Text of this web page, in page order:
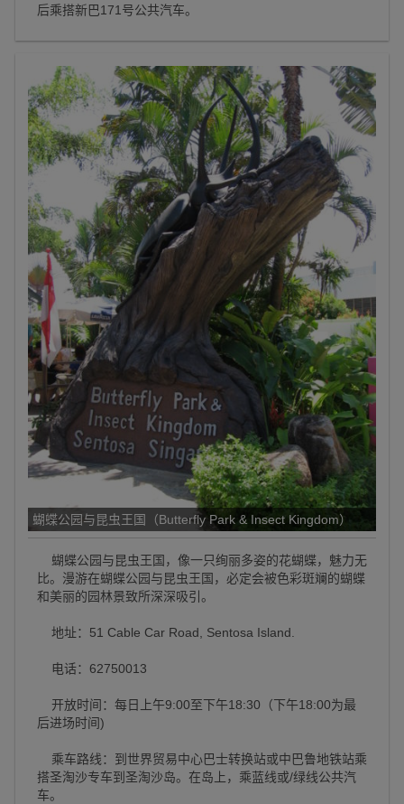
后乘搭新巴171号公共汽车。
蝴蝶公园与昆虫王国（Butterfly Park & Insect Kingdom）
蝴蝶公园与昆虫王国，像一只绚丽多姿的花蝴蝶，魅力无
比。漫游在蝴蝶公园与昆虫王国，必定会被色彩斑斓的蝴蝶
和美丽的园林景致所深深吸引。
地址：51 Cable Car Road, Sentosa Island.
电话：62750013
开放时间：每日上午9:00至下午18:30（下午18:00为最
后进场时间)
乘车路线：到世界贸易中心巴士转换站或中巴鲁地铁站乘
搭圣淘沙专车到圣淘沙岛。在岛上，乘蓝线或/绿线公共汽
车。